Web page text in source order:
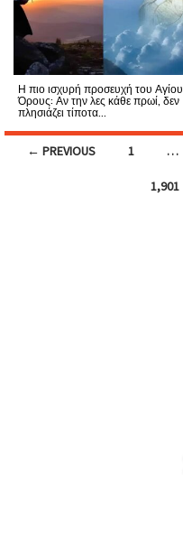
Η πιο ισχυρή προσευχή του Αγίου
Όρους: Αν την λες κάθε πρωί, δεν
πλησιάζει τίποτα...
Posts← PREVIOUS 1 …
1,901